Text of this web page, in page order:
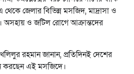
থেকে জেলার বিভিন্ন মসজিদ, মাদ্রাসা ও
অসহায় ও জটিল রোগে আক্রান্তদের
রহমান জানান, প্রতিদিনই দেশের
করছেন এই মসজিদে।